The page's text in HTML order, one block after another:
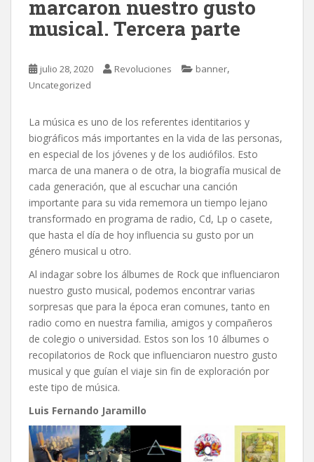
marcaron nuestro gusto
musical. Tercera parte
julio 28, 2020 Revoluciones banner,
Uncategorized
La música es uno de los referentes identitarios y
biográficos más importantes en la vida de las personas,
en especial de los jóvenes y de los audiófilos. Esto
marca de una manera o de otra, la biografía musical de
cada generación, que al escuchar una canción
importante para su vida rememora un tiempo lejano
transformado en programa de radio, Cd, Lp o casete,
que hasta el día de hoy influencia su gusto por un
género musical u otro.
Al indagar sobre los álbumes de Rock que influenciaron
nuestro gusto musical, podemos encontrar varias
sorpresas que para la época eran comunes, tanto en
radio como en nuestra familia, amigos y compañeros
de colegio o universidad. Estos son los 10 álbumes o
recopilatorios de Rock que influenciaron nuestro gusto
musical y que guían el viaje sin fin de exploración por
este tipo de música.
Luis Fernando Jaramillo